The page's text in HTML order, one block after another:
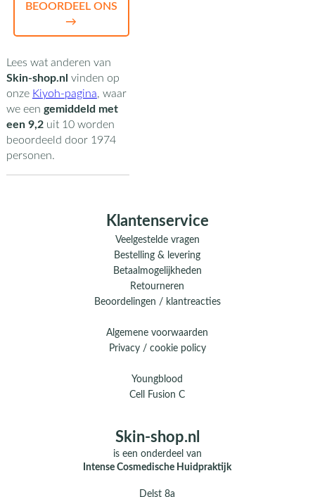
BEOORDEEL ONS
→
Lees wat anderen van
Skin-shop.nl vinden op
onze Kiyoh-pagina, waar
we een gemiddeld met
een 9,2uit 10worden
beoordeeld door 1974
personen.
Klantenservice
Veelgestelde vragen
Bestelling & levering
Betaalmogelijkheden
Retourneren
Beoordelingen / klantreacties
Algemene voorwaarden
Privacy / cookie policy
Youngblood
Cell Fusion C
Skin-shop.nl
is een onderdeel van
Intense Cosmedische Huidpraktijk
Delst 8a